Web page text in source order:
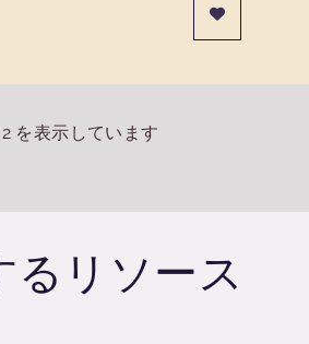
2 を表示しています
るリソース